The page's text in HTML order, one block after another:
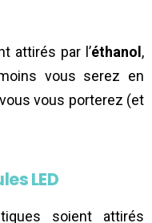
attirés par l’éthanol ,
vous serez en
vous porterez (et
LED
soient attirés